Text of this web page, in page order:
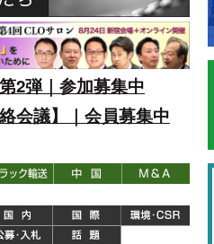
2弾｜参加募集中
会議】｜会員募集中